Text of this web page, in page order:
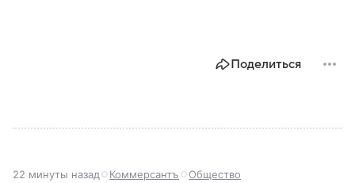
Поделиться
22 минуты назад Коммерсантъ Общество